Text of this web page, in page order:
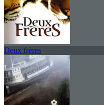
Deux frères